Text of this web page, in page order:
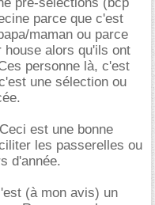
parce que c'est
maman ou parce
alors qu'ils ont
personne là, c'est
une sélection ou
est une bonne
les passerelles ou
d'année.
(à mon avis) un